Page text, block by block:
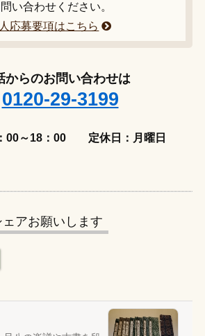
い合わせください。
応募要項はこちら
からのお問い合わせは
0120-29-3199
00～18：00 定休日：月曜日
アお願いします